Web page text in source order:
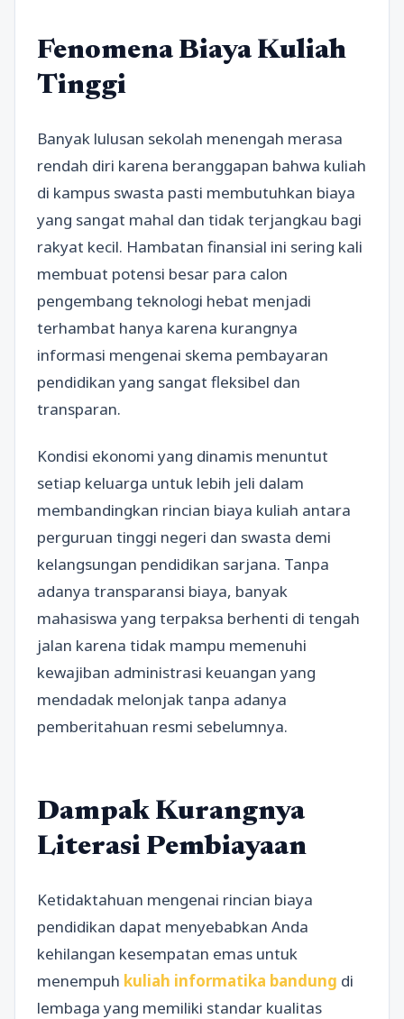
Fenomena Biaya Kuliah
Tinggi
Banyak lulusan sekolah menengah merasa
rendah diri karena beranggapan bahwa kuliah
di kampus swasta pasti membutuhkan biaya
yang sangat mahal dan tidak terjangkau bagi
rakyat kecil. Hambatan finansial ini sering kali
membuat potensi besar para calon
pengembang teknologi hebat menjadi
terhambat hanya karena kurangnya
informasi mengenai skema pembayaran
pendidikan yang sangat fleksibel dan
transparan.
Kondisi ekonomi yang dinamis menuntut
setiap keluarga untuk lebih jeli dalam
membandingkan rincian biaya kuliah antara
perguruan tinggi negeri dan swasta demi
kelangsungan pendidikan sarjana. Tanpa
adanya transparansi biaya, banyak
mahasiswa yang terpaksa berhenti di tengah
jalan karena tidak mampu memenuhi
kewajiban administrasi keuangan yang
mendadak melonjak tanpa adanya
pemberitahuan resmi sebelumnya.
Dampak Kurangnya
Literasi Pembiayaan
Ketidaktahuan mengenai rincian biaya
pendidikan dapat menyebabkan Anda
kehilangan kesempatan emas untuk
menempuh kuliah informatika bandung di
lembaga yang memiliki standar kualitas